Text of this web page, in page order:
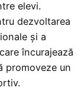
elevi.
dezvoltarea
și a
încurajează
promoveze un